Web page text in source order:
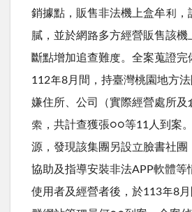
銷據點，販售非法機上盒牟利，
膩，並於網路多方經營販售該機
斷點增加追查難度。全案蒐證完
112年8月間，持臺灣桃園地方
嫌住所、公司（實際經營處所及
索，共計查獲張○○等11人到案
源，發現該集團另設立臉書社團
協助及指導安裝非法APP軟體等
使用者及經營者後，於113年8